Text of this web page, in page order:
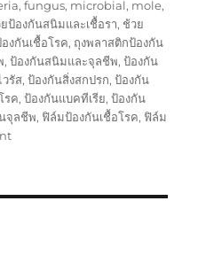
,fungus, microbial, mole,
ป้องกันสนิมและเชื้อรา, ช้วย
งกันเชื้อโรค, ถุงพลาสติกป้องกัน
,ป้องกันสนิมและจุลชีพ,ป้องกัน
รัส,ป้องกันสิ่งสกปรก,ป้องกัน
รค,ป้องกันแบคทีเรีย,ป้องกัน
จุลชีพ, ฟิล์มป้องกันเชื้อโรค, ฟิล์ม
on